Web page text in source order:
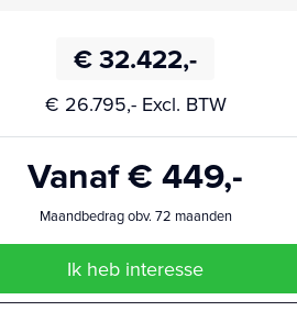
€ 32.422,-
€ 26.795,- Excl. BTW
Vanaf € 449,-
Maandbedrag obv. 72 maanden
Ik heb interesse